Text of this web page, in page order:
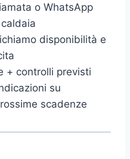
o WhatsApp
disponibilità e
+ controlli previsti
su
scadenze